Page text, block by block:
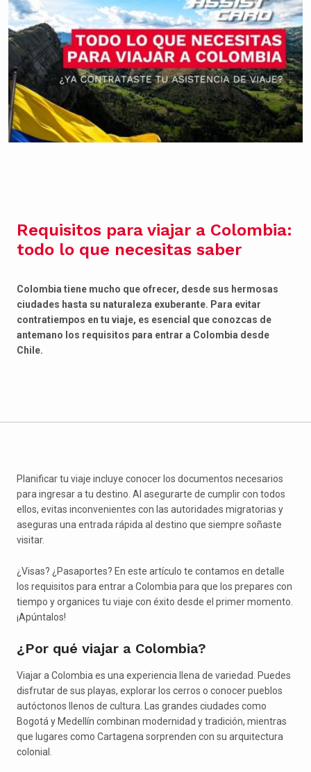
Requisitos para viajar a Colombia:
todo lo que necesitas saber
Colombia tiene mucho que ofrecer, desde sus hermosas
ciudades hasta su naturaleza exuberante. Para evitar
contratiempos en tu viaje, es esencial que conozcas de
antemano los requisitos para entrar a Colombia desde
Chile.
Planificar tu viaje incluye conocer los documentos necesarios
para ingresar a tu destino. Al asegurarte de cumplir con todos
ellos, evitas inconvenientes con las autoridades migratorias y
aseguras una entrada rápida al destino que siempre soñaste
visitar.
¿Visas? ¿Pasaportes? En este artículo te contamos en detalle
los requisitos para entrar a Colombia para que los prepares con
tiempo y organices tu viaje con éxito desde el primer momento.
¡Apúntalos!
¿Por qué viajar a Colombia?
Viajar a Colombia es una experiencia llena de variedad. Puedes
disfrutar de sus playas, explorar los cerros o conocer pueblos
autóctonos llenos de cultura. Las grandes ciudades como
Bogotá y Medellín combinan modernidad y tradición, mientras
que lugares como Cartagena sorprenden con su arquitectura
colonial.